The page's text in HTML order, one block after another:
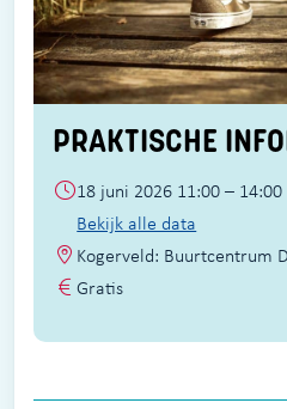
PRAKTISCHE
18 juni 2026 11:00 – 14:00
Bekijk alle data
Kogerveld: Buurtcentrum
Gratis